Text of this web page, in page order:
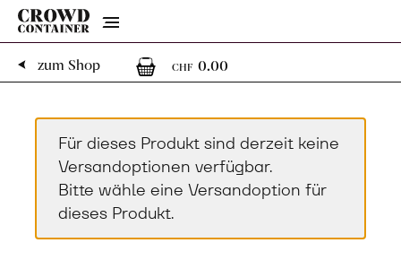
Menu
zum Shop
CHF 0.00
Für dieses Produkt sind derzeit keine
Versandoptionen verfügbar.
Bitte wähle eine Versandoption für
dieses Produkt.